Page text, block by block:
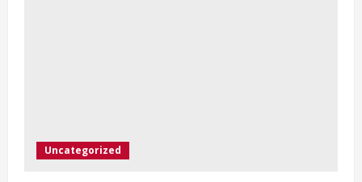
Uncategorized